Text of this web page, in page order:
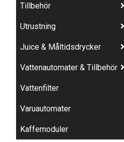
Tillbehör
Utrustning
Juice & Måltidsdrycker
Vattenautomater & Tillbehör
Vattenfilter
Varuautomater
Kaffemoduler